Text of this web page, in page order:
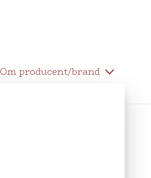
Om producent/brand